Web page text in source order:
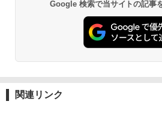
Google 検索で当サイトの記事
関連リンク